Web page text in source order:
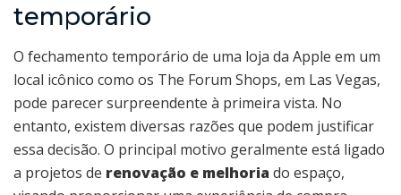
temporário
O fechamento temporário de uma loja da Apple em um
local icônico como os The Forum Shops, em Las Vegas,
pode parecer surpreendente à primeira vista. No
entanto, existem diversas razões que podem justificar
essa decisão. O principal motivo geralmente está ligado
a projetos de renovação e melhoria do espaço,